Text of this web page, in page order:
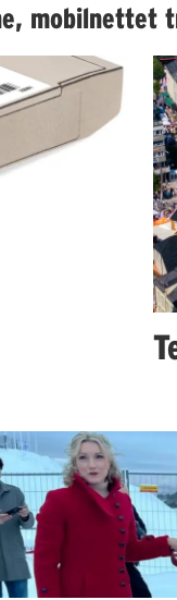
mobilnettet